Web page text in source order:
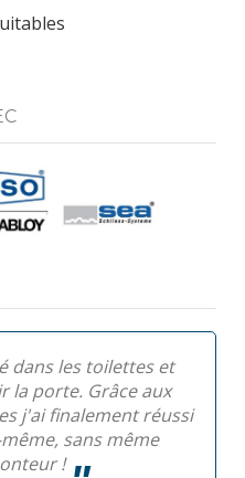
dans les toilettes et
la porte. Grâce aux
j'ai finalement réussi
sans même
!